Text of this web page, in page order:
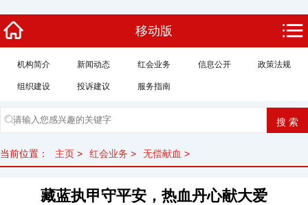
移动版
机构简介 新闻动态 红会业务 信息公开 政策法规
组织建设 投诉建议 服务指南
当前位置： 主页 > 红会业务 > 无偿献血 >
藏蓝执甲守平安，热血丹心献大爱